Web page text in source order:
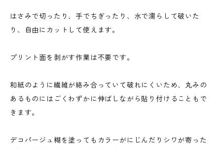
はさみで切ったり、手でちぎったり、水で濡らして破いた
り、自由にカットして使えます。
プリント面を剥がす作業は不要です。
和紙のように繊維が絡み合っていて破れにくいため、丸みの
あるものにはごくわずかに伸ばしながら貼り付けることもで
きます。
デコパージュ糊を塗ってもカラーがにじんだりシワが寄った